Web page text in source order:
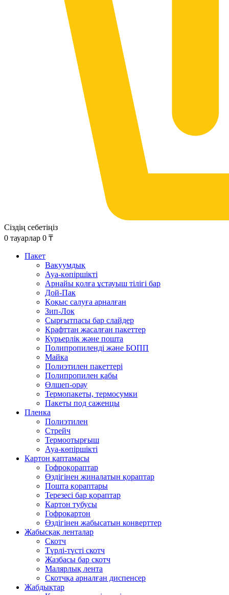
Сіздің себетіңіз
0 тауарлар 0 ₸
Пакет
Вакуумдық
Ауа-көпіршікті
Арнайы қолға ұстауыш тілігі бар
Дой-Пак
Қоқыс салуға арналған
Зип-Лок
Сырғытпасы бар слайдер
Крафттан жасалған пакеттер
Курьерлік және пошта
Полипропиленді және БОПП
Майка
Полиэтилен пакеттері
Полипропилен қабы
Өлшеп-орау
Термопакеты, термосумки
Пакеты под саженцы
Пленка
Полиэтилен
Стрейч
Термоотырғыш
Ауа-көпіршікті
Картон қаптамасы
Гофроқораптар
Өздігінен жиналатын қораптар
Пошта қораптары
Терезесі бар қораптар
Картон тубусы
Гофрокартон
Өздігінен жабысатын конверттер
Жабысқақ ленталар
Скотч
Түрлі-түсті скотч
Жазбасы бар скотч
Малярлық лента
Скотчқа арналған диспенсер
Жабдықтар